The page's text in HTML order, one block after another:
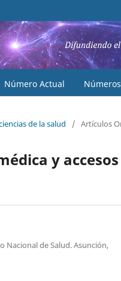
Número Actual
de la salud / Artículos
y
Nacional de Salud. Asunción,